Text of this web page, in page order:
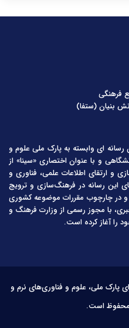
فرهنگی
بنیان (ستفا)
رسانه ای وابسته به پارک ملی علوم و
و با عنوان اختصاری «سینا» از
سازی و ارتقای اطلاعات علمی، فناوری و
این رسانه در فرهنگ‌سازی و ترویج
و در چارچوب مقررات موضوعه کشوری
با مجوز رسمی از وزارت فرهنگ و
پارک ملی، علوم و فناوری‌های نرم و
محفوظ است.